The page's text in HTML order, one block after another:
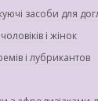
засоби для
і жінок
і лубрикантов